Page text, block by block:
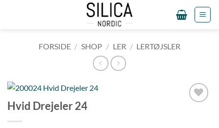
FORSIDE / SHOP / LER / LERTØJSLER
Hvid Drejeler 24